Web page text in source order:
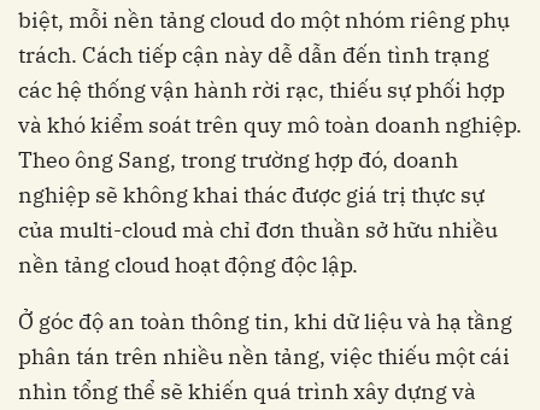
biệt, mỗi nền tảng cloud do một nhóm riêng phụ
trách. Cách tiếp cận này dễ dẫn đến tình trạng
các hệ thống vận hành rời rạc, thiếu sự phối hợp
và khó kiểm soát trên quy mô toàn doanh nghiệp.
Theo ông Sang, trong trường hợp đó, doanh
nghiệp sẽ không khai thác được giá trị thực sự
của multi-cloud mà chỉ đơn thuần sở hữu nhiều
nền tảng cloud hoạt động độc lập.
Ở góc độ an toàn thông tin, khi dữ liệu và hạ tầng
phân tán trên nhiều nền tảng, việc thiếu một cái
nhìn tổng thể sẽ khiến quá trình xây dựng và